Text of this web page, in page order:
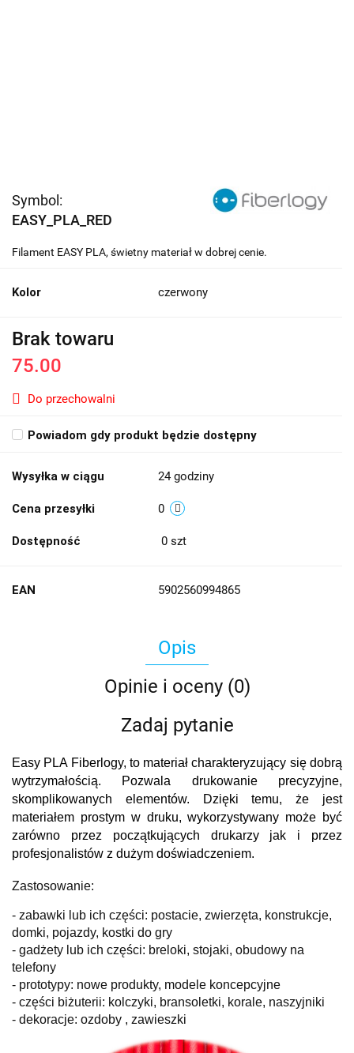
Symbol:
EASY_PLA_RED
Filament EASY PLA, świetny materiał w dobrej cenie.
Kolor czerwony
Brak towaru
75.00
Do przechowalni
Powiadom gdy produkt będzie dostępny
Wysyłka w ciągu 24 godziny
Cena przesyłki 0
Dostępność 0 szt
EAN 5902560994865
Opis
Opinie i oceny (0)
Zadaj pytanie
Easy PLA Fiberlogy, to materiał charakteryzujący się dobrą
wytrzymałością. Pozwala drukowanie precyzyjne,
skomplikowanych elementów. Dzięki temu, że jest
materiałem prostym w druku, wykorzystywany może być
zarówno przez początkujących drukarzy jak i przez
profesjonalistów z dużym doświadczeniem.
Zastosowanie:
- zabawki lub ich części: postacie, zwierzęta, konstrukcje,
domki, pojazdy, kostki do gry
- gadżety lub ich części: breloki, stojaki, obudowy na
telefony
- prototypy: nowe produkty, modele koncepcyjne
- części biżuterii: kolczyki, bransoletki, korale, naszyjniki
- dekoracje: ozdoby , zawieszki